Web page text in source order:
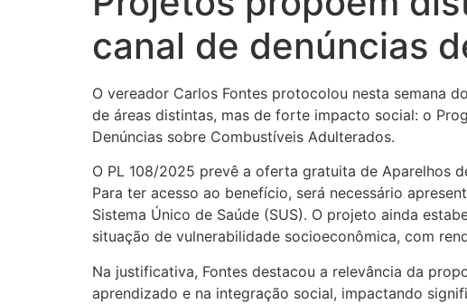
canal de denúncias
O vereador Carlos Fontes protocolou nesta semana
de áreas distintas, mas de forte impacto social: o
Denúncias sobre Combustíveis Adulterados.
O PL 108/2025 prevê a oferta gratuita de Aparelhos
Para ter acesso ao benefício, será necessário
Sistema Único de Saúde (SUS). O projeto ainda
situação de vulnerabilidade socioeconômica, com
Na justificativa, Fontes destacou a relevância da
aprendizado e na integração social, impactando